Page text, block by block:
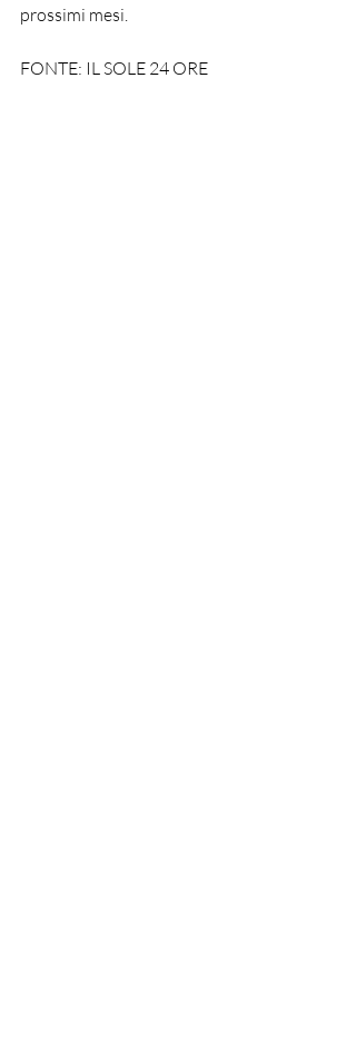
prossimi mesi.
FONTE: IL SOLE 24 ORE